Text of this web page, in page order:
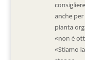
anche
pianta
«non è
«Stiamo